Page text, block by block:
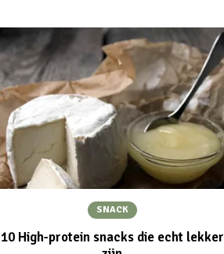
SNACK
10 High-protein snacks die echt lekker